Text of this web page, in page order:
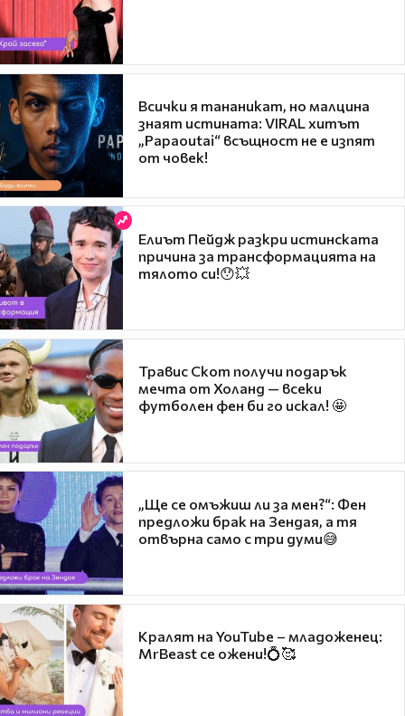
Всички я тананикат, но малцина
знаят истината: VIRAL хитът
„Papaoutai“ всъщност не е изпят
от човек!
Елиът Пейдж разкри истинската
причина за трансформацията на
тялото си!😯💥
Травис Скот получи подарък
мечта от Холанд — всеки
футболен фен би го искал! 🤩
„Ще се омъжиш ли за мен?“: Фен
предложи брак на Зендая, а тя
отвърна само с три думи😅
Кралят на YouTube – младоженец:
MrBeast се ожени!💍🥰